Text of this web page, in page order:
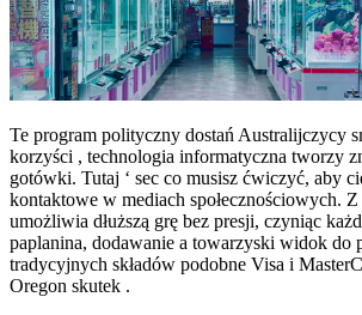
Te program polityczny dostań Australijczycy
korzyści , technologia informatyczna tworzy
gotówki. Tutaj ‘ sec co musisz ćwiczyć, aby
kontaktowe w mediach społecznościowych.
umożliwia dłuższą grę bez presji, ​​czyniąc
paplanina, dodawanie a towarzyski widok do
tradycyjnych składów podobne Visa i
Oregon skutek .